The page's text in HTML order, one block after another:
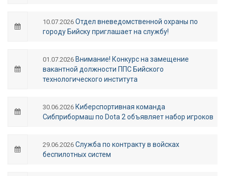
10.07.2026 Отдел вневедомственной охраны по
городу Бийску приглашает на службу!
01.07.2026 Внимание! Конкурс на замещение
вакантной должности ППС Бийского
технологического института
30.06.2026 Киберспортивная команда
Сибприбормаш по Dota 2 объявляет набор игроков
29.06.2026 Служба по контракту в войсках
беспилотных систем